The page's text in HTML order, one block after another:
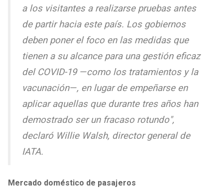
a los visitantes a realizarse pruebas antes
de partir hacia este país. Los gobiernos
deben poner el foco en las medidas que
tienen a su alcance para una gestión eficaz
del COVID-19 —como los tratamientos y la
vacunación—, en lugar de empeñarse en
aplicar aquellas que durante tres años han
demostrado ser un fracaso rotundo",
declaró Willie Walsh, director general de
IATA.
Mercado doméstico de pasajeros